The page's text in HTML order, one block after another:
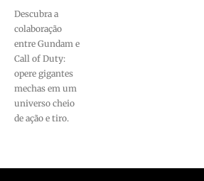
Descubra a
colaboração
entre Gundam e
Call of Duty:
opere gigantes
mechas em um
universo cheio
de ação e tiro.